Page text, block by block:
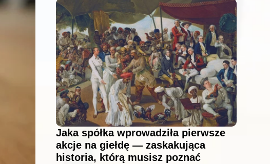
Jaka spółka wprowadziła pierwsze
akcje na giełdę — zaskakująca
historia, którą musisz poznać